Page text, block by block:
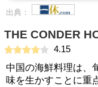
出典：
THE CONDER
4.15
中国の海鮮料理は、
味を生かすことに重